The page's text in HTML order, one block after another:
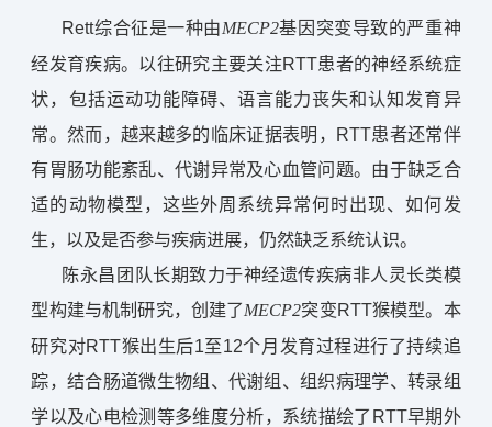
Rett综合征是一种由MECP2基因突变导致的严重神
经发育疾病。以往研究主要关注RTT患者的神经系统症
状，包括运动功能障碍、语言能力丧失和认知发育异
常。然而，越来越多的临床证据表明，RTT患者还常伴
有胃肠功能紊乱、代谢异常及心血管问题。由于缺乏合
适的动物模型，这些外周系统异常何时出现、如何发
生，以及是否参与疾病进展，仍然缺乏系统认识。
陈永昌团队长期致力于神经遗传疾病非人灵长类模
型构建与机制研究，创建了MECP2突变RTT猴模型。本
研究对RTT猴出生后1至12个月发育过程进行了持续追
踪，结合肠道微生物组、代谢组、组织病理学、转录组
学以及心电检测等多维度分析，系统描绘了RTT早期外